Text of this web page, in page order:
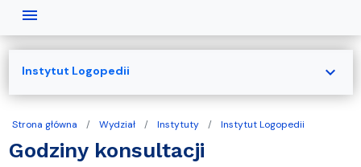
Strona główna Wydział Instytuty Instytut Logopedii
Godziny konsultacji
Instytut Logopedii expand_more